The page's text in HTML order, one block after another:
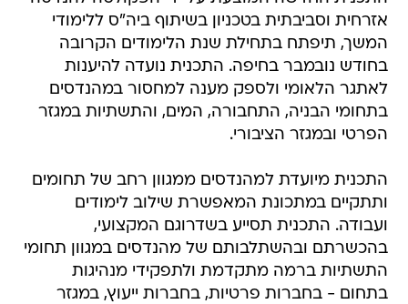
אזרחית וסביבתית בטכניון בשיתוף ביה"ס ללימודי
המשך, תיפתח בתחילת שנת הלימודים הקרובה
בחודש נובמבר בחיפה. התכנית נועדה להיענות
לאתגר הלאומי ולספק מענה למחסור במהנדסים
בתחומי הבניה, התחבורה, המים, והתשתיות במגזר
הפרטי ובמגזר הציבורי.
התכנית מיועדת למהנדסים ממגוון רחב של תחומים
ותתקיים במתכונת המאפשרת שילוב לימודים
ועבודה. התכנית תסייע בשדרוגם המקצועי,
בהכשרתם ובהשתלבותם של מהנדסים במגוון תחומי
התשתיות ברמה מתקדמת ולתפקידי מנהיגות
בתחום - בחברות פרטיות, בחברות ייעוץ, במגזר